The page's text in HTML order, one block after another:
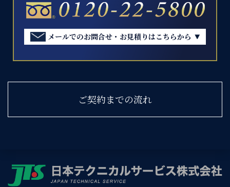
メールでのお問合せ・お見積りはこちらから
ご契約までの流れ